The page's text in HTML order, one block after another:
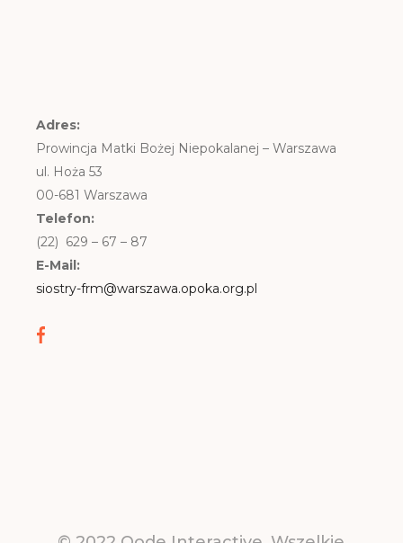
Adres:
Prowincja Matki Bożej Niepokalanej – Warszawa
ul. Hoża 53
00-681 Warszawa
Telefon:
(22) 629 – 67 – 87
E-Mail:
siostry-frm@warszawa.opoka.org.pl